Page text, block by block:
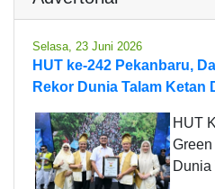
Selasa, 23 Juni 2026
HUT ke-242 Pekanbaru,
Rekor Dunia Talam Ketan
HUT
Dunia